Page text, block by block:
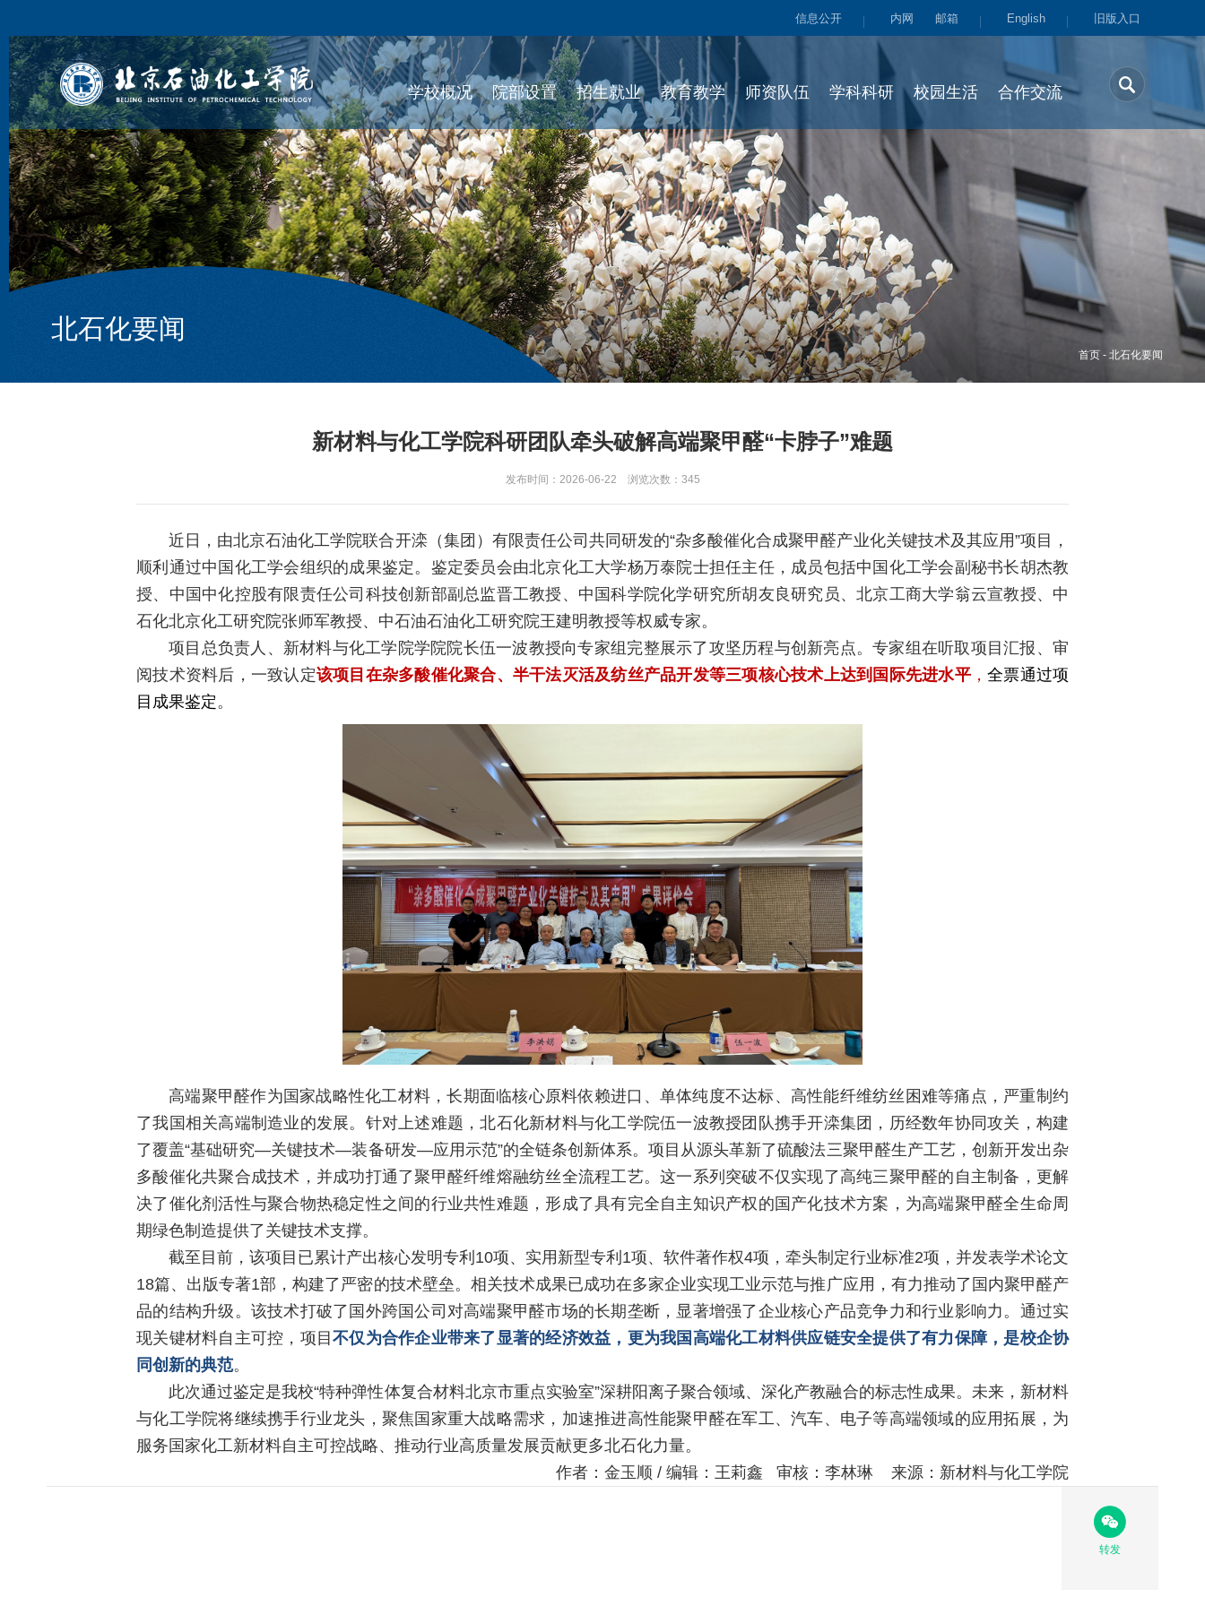
信息公开 内网 邮箱 English 旧版入口
学校概况 院部设置 招生就业 教育教学 师资队伍 学科科研 校园生活 合作交流
首页 - 北石化要闻
北石化要闻
新材料与化工学院科研团队牵头破解高端聚甲醛“卡脖子”难题
发布时间：2026-06-22 浏览次数： 345
近日，由北京石油化工学院联合开滦（集团）有限责任公司共同研发的“杂多酸催化合成聚甲醛产业化关键技术及其应用”项目，
顺利通过中国化工学会组织的成果鉴定。鉴定委员会由北京化工大学杨万泰院士担任主任，成员包括中国化工学会副秘书长胡杰教
授、中国中化控股有限责任公司科技创新部副总监晋工教授、中国科学院化学研究所胡友良研究员、北京工商大学翁云宣教授、中
石化北京化工研究院张师军教授、中石油石油化工研究院王建明教授等权威专家。
项目总负责人、新材料与化工学院学院院长伍一波教授向专家组完整展示了攻坚历程与创新亮点。专家组在听取项目汇报、审
阅技术资料后，一致认定该项目在杂多酸催化聚合、半干法灭活及纺丝产品开发等三项核心技术上达到国际先进水平， 全票通过项
目成果鉴定 。
高端聚甲醛作为国家战略性化工材料，长期面临核心原料依赖进口、单体纯度不达标、高性能纤维纺丝困难等痛点，严重制约
了我国相关高端制造业的发展。针对上述难题，北石化新材料与化工学院伍一波教授团队携手开滦集团，历经数年协同攻关，构建
了覆盖“基础研究—关键技术—装备研发—应用示范”的全链条创新体系。项目从源头革新了硫酸法三聚甲醛生产工艺，创新开发出杂
多酸催化共聚合成技术，并成功打通了聚甲醛纤维熔融纺丝全流程工艺。这一系列突破不仅实现了高纯三聚甲醛的自主制备，更解
决了催化剂活性与聚合物热稳定性之间的行业共性难题，形成了具有完全自主知识产权的国产化技术方案，为高端聚甲醛全生命周
期绿色制造提供了关键技术支撑。
截至目前，该项目已累计产出核心发明专利10项、实用新型专利1项、软件著作权4项，牵头制定行业标准2项，并发表学术论文
18篇、出版专著1部，构建了严密的技术壁垒。相关技术成果已成功在多家企业实现工业示范与推广应用，有力推动了国内聚甲醛产
品的结构升级。该技术打破了国外跨国公司对高端聚甲醛市场的长期垄断，显著增强了企业核心产品竞争力和行业影响力。通过实
现关键材料自主可控，项目不仅为合作企业带来了显著的经济效益，更为我国高端化工材料供应链安全提供了有力保障，是校企协
同创新的典范。
此次通过鉴定是我校“特种弹性体复合材料北京市重点实验室”深耕阳离子聚合领域、深化产教融合的标志性成果。未来，新材料
与化工学院将继续携手行业龙头，聚焦国家重大战略需求，加速推进高性能聚甲醛在军工、汽车、电子等高端领域的应用拓展，为
服务国家化工新材料自主可控战略、推动行业高质量发展贡献更多北石化力量。
作者：金玉顺 / 编辑：王莉鑫 审核：李林琳 来源：新材料与化工学院
转发